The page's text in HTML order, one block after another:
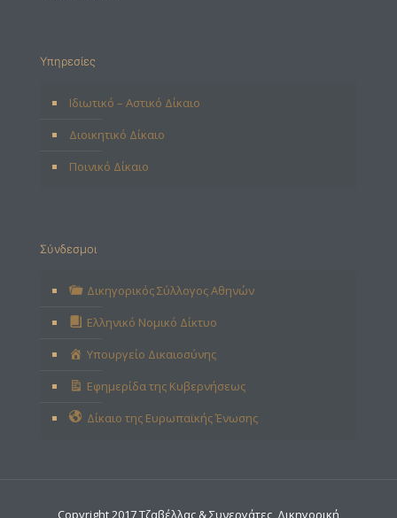
Υπηρεσίες
Ιδιωτικό – Αστικό Δίκαιο
Διοικητικό Δίκαιο
Ποινικό Δίκαιο
Σύνδεσμοι
Δικηγορικός Σύλλογος Αθηνών
Ελληνικό Νομικό Δίκτυο
Υπουργείο Δικαιοσύνης
Εφημερίδα της Κυβερνήσεως
Δίκαιο της Ευρωπαϊκής Ένωσης
Copyright 2017 Τζαβέλλας & Συνεργάτες, Δικηγορική